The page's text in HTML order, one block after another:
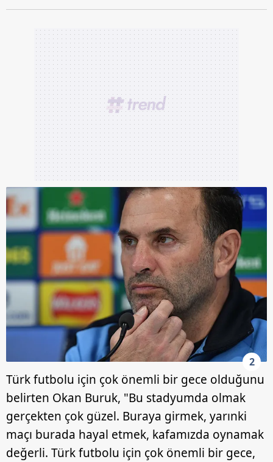
2
Türk futbolu için çok önemli bir gece olduğunu
belirten Okan Buruk, "Bu stadyumda olmak
gerçekten çok güzel. Buraya girmek, yarınki
maçı burada hayal etmek, kafamızda oynamak
değerli. Türk futbolu için çok önemli bir gece,